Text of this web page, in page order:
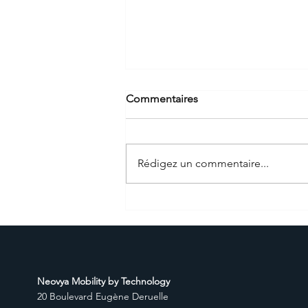
Commentaires
Rédigez un commentaire...
Neovya Mobility by Technology
20 Boulevard Eugène Deruelle